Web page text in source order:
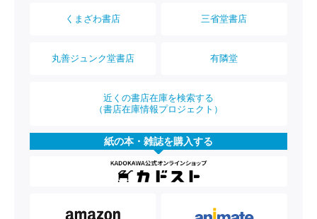
くまざわ書店 三省堂書店
丸善ジュンク堂書店 有隣堂
近くの書店在庫を検索する
（書店在庫情報プロジェクト）
紙の本・雑誌を購入する